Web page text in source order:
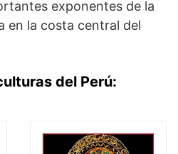
exponentes de la
en la costa central del
del Perú: